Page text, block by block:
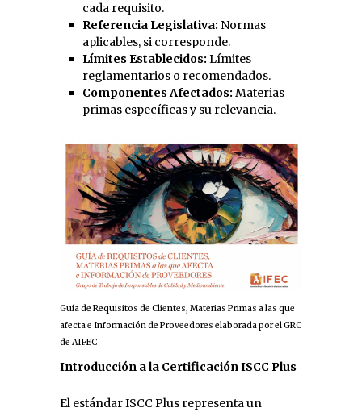
cada requisito.
Referencia Legislativa: Normas
aplicables, si corresponde.
Límites Establecidos: Límites
reglamentarios o recomendados.
Componentes Afectados: Materias
primas específicas y su relevancia.
Guía de Requisitos de Clientes, Materias Primas a las que
afecta e Información de Proveedores elaborada por el GRC
de AIFEC
Introducción a la Certificación ISCC Plus
El estándar ISCC Plus representa un